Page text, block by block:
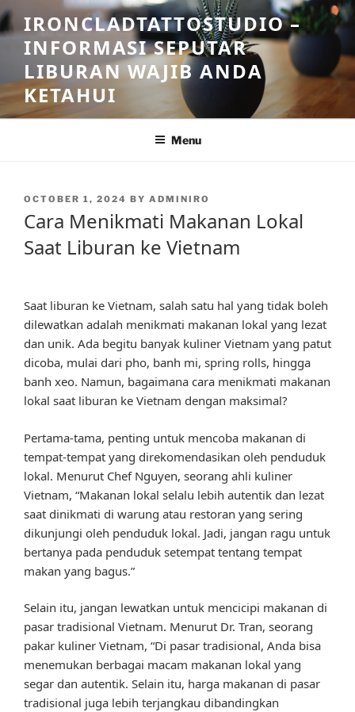
Skip
to
content
IRONCLADTATTOSTUDIO –
INFORMASI SEPUTAR
LIBURAN WAJIB ANDA
KETAHUI
Menu
POSTED
OCTOBER 1, 2024 BY ADMINIRO
Cara Menikmati Makanan Lokal
Saat Liburan ke Vietnam
Saat liburan ke Vietnam, salah satu hal yang tidak boleh
dilewatkan adalah menikmati makanan lokal yang lezat
dan unik. Ada begitu banyak kuliner Vietnam yang patut
dicoba, mulai dari pho, banh mi, spring rolls, hingga
banh xeo. Namun, bagaimana cara menikmati makanan
lokal saat liburan ke Vietnam dengan maksimal?
Pertama-tama, penting untuk mencoba makanan di
tempat-tempat yang direkomendasikan oleh penduduk
lokal. Menurut Chef Nguyen, seorang ahli kuliner
Vietnam, “Makanan lokal selalu lebih autentik dan lezat
saat dinikmati di warung atau restoran yang sering
dikunjungi oleh penduduk lokal. Jadi, jangan ragu untuk
bertanya pada penduduk setempat tentang tempat
makan yang bagus.”
Selain itu, jangan lewatkan untuk mencicipi makanan di
pasar tradisional Vietnam. Menurut Dr. Tran, seorang
pakar kuliner Vietnam, “Di pasar tradisional, Anda bisa
menemukan berbagai macam makanan lokal yang
segar dan autentik. Selain itu, harga makanan di pasar
tradisional juga lebih terjangkau dibandingkan